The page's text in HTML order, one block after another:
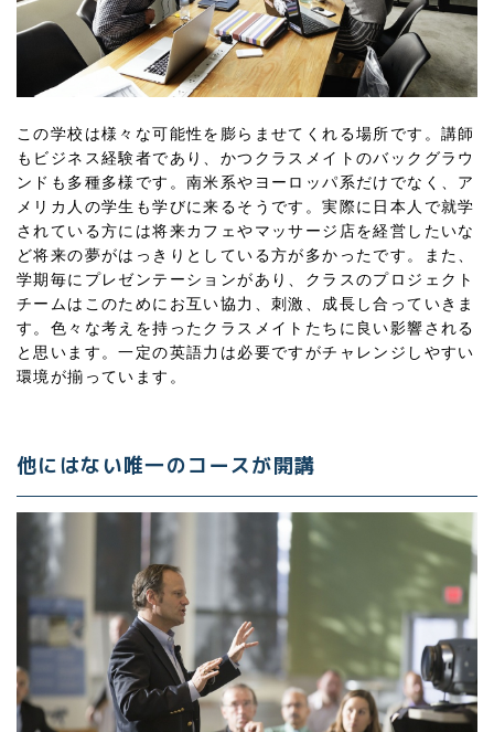
この学校は様々な可能性を膨らませてくれる場所です。講師
もビジネス経験者であり、かつクラスメイトのバックグラウ
ンドも多種多様です。南米系やヨーロッパ系だけでなく、ア
メリカ人の学生も学びに来るそうです。実際に日本人で就学
されている方には将来カフェやマッサージ店を経営したいな
ど将来の夢がはっきりとしている方が多かったです。また、
学期毎にプレゼンテーションがあり、クラスのプロジェクト
チームはこのためにお互い協力、刺激、成長し合っていきま
す。色々な考えを持ったクラスメイトたちに良い影響される
と思います。一定の英語力は必要ですがチャレンジしやすい
環境が揃っています。
他にはない唯一のコースが開講